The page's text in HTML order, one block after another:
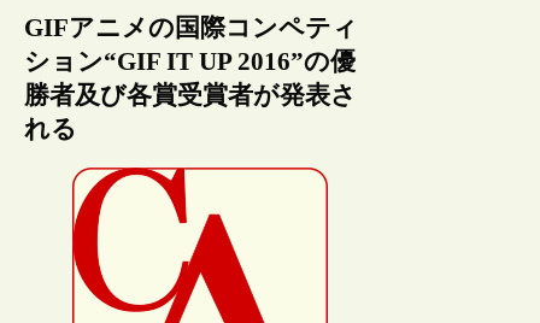
GIFアニメの国際コンペティ
ション“GIF IT UP 2016”の優
勝者及び各賞受賞者が発表さ
れる